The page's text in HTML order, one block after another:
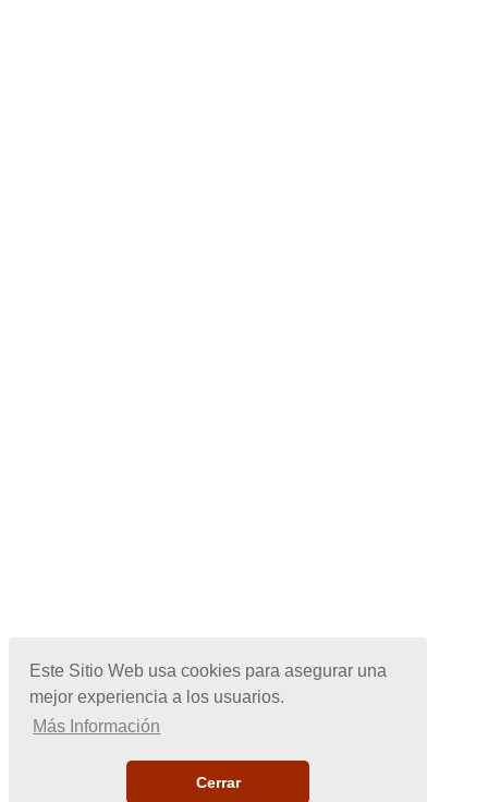
Este Sitio Web usa cookies para asegurar una
mejor experiencia a los usuarios.
Más Información
Cerrar